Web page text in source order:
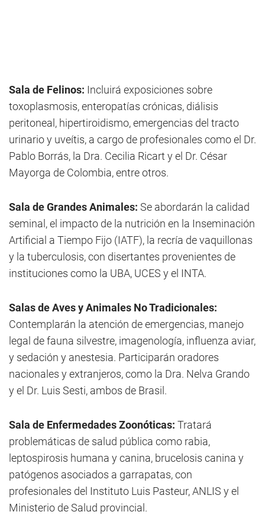
Sala de Felinos: Incluirá exposiciones sobre
toxoplasmosis, enteropatías crónicas, diálisis
peritoneal, hipertiroidismo, emergencias del tracto
urinario y uveítis, a cargo de profesionales como el Dr.
Pablo Borrás, la Dra. Cecilia Ricart y el Dr. César
Mayorga de Colombia, entre otros.
Sala de Grandes Animales: Se abordarán la calidad
seminal, el impacto de la nutrición en la Inseminación
Artificial a Tiempo Fijo (IATF), la recría de vaquillonas
y la tuberculosis, con disertantes provenientes de
instituciones como la UBA, UCES y el INTA.
Salas de Aves y Animales No Tradicionales:
Contemplarán la atención de emergencias, manejo
legal de fauna silvestre, imagenología, influenza aviar,
y sedación y anestesia. Participarán oradores
nacionales y extranjeros, como la Dra. Nelva Grando
y el Dr. Luis Sesti, ambos de Brasil.
Sala de Enfermedades Zoonóticas: Tratará
problemáticas de salud pública como rabia,
leptospirosis humana y canina, brucelosis canina y
patógenos asociados a garrapatas, con
profesionales del Instituto Luis Pasteur, ANLIS y el
Ministerio de Salud provincial.